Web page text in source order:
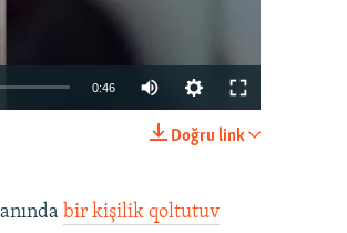
SHARE
0:46
Doğru link
bir kişilik qoltutuv